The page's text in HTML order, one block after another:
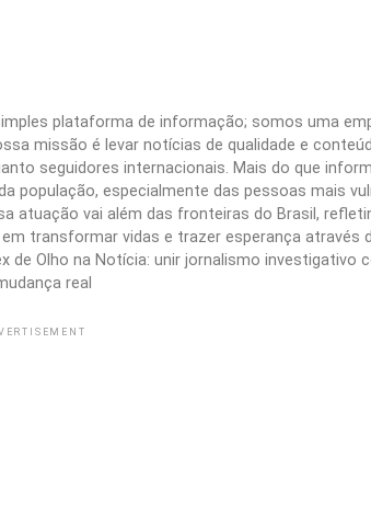
plataforma de informação; somos uma
missão é levar notícias de qualidade e
seguidores internacionais. Mais do que
população, especialmente das pessoas mais
atuação vai além das fronteiras do Brasil,
transformar vidas e trazer esperança através
de Olho na Notícia: unir jornalismo investigativo
real